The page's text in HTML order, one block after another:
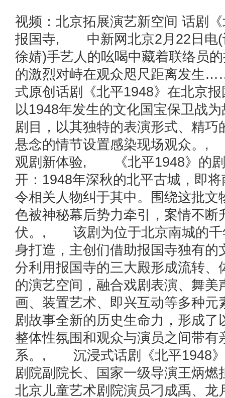
视频：北京拓展演艺新空间 话剧
报国寺, 中新网北京2月22日电(
徐婧)手艺人的吆喝中藏着联络员
的激烈对峙在观众咫尺距离发生
式原创话剧《北平1948》在北京
以1948年发生的文化国宝保卫战
剧目，以其独特的表演形式、精巧
悬念的情节设置感染现场观众
观剧新体验, 《北平1948》的剧
开：1948年深秋的北平古城，即
令相关人物纠于其中。围绕这批文
色被神秘幕后势力牵引，案情不断
伏。, 该剧为位于北京南城的千
身打造，主创们借助报国寺独有的
分利用报国寺的三大殿形成流转、
的演艺空间，融合戏剧表演、舞美
画、装置艺术、即兴互动等多种元
剧故事全新的历史生命力，形成了
整体性氛围和观众与演员之间带有
系。, 沉浸式话剧《北平1948》
剧院副院长、国家一级导演王炳燃
北京儿童艺术剧院演员刁成禹、龙